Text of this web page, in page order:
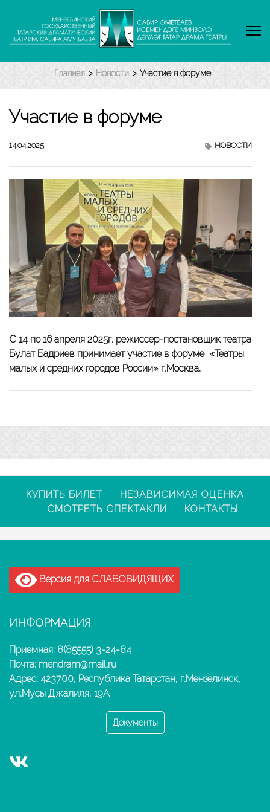
содержимому
Enter)
Главная > Новости > Участие в форуме
Участие в форуме
14.04.2025 НОВОСТИ
С 14 по 16 апреля 2025г. режиссер-постановщик театра
Булат Бадриев принимает участие в форуме «Театры
малых и средних городов России» г.Москва.
КУПИТЬ БИЛЕТ
НЕЗАВИСИМАЯ ОЦЕНКА
СМОТРЕТЬ СПЕКТАКЛИ
КОНТАКТЫ
Версия для СЛАБОВИДЯЩИХ
ИНФОРМАЦИЯ
Приемная: 8(85555) 3-24-84
Почта: mendram@mail.ru
Адрес: 423700, Республика Татарстан, г.Мензелинск,
ул.Мусы Джалиля, 19А
Документы